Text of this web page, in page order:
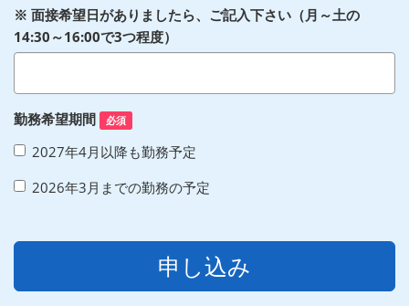
※ 面接希望日がありましたら、ご記入下さい（月～土の
14:30～16:00で3つ程度）
勤務希望期間 必須
2027年4月以降も勤務予定
2026年3月までの勤務の予定
申し込み